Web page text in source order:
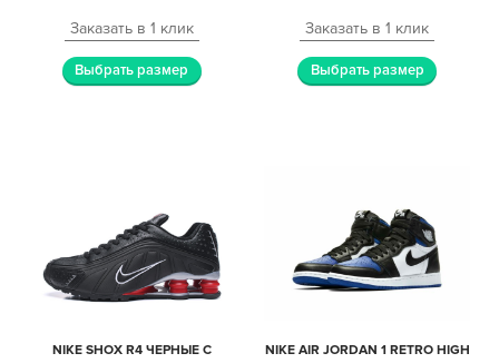
Заказать в 1 клик
Выбрать размер
Заказать в 1 клик
Выбрать размер
NIKE SHOX R4 ЧЕРНЫЕ С
NIKE AIR JORDAN 1 RETRO HIGH